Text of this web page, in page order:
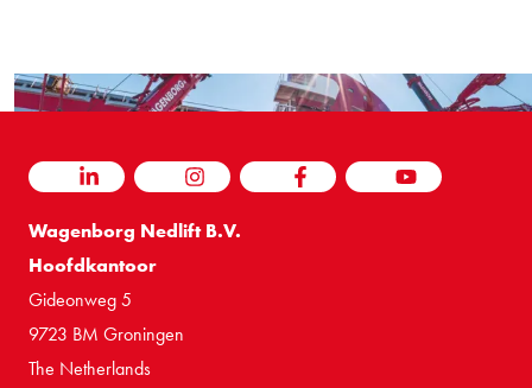
LINKEDIN INSTAGRAM FACEBOOK YOUTUBE
Wagenborg Nedlift B.V.
Hoofdkantoor
Gideonweg 5
9723 BM Groningen
The Netherlands